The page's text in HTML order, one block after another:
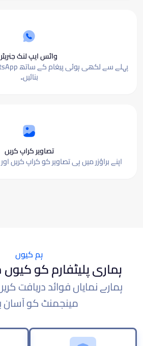
واٹس ایپ لنک جنریٹر
بنائیں۔
تصاویر کراپ کریں
اپنے براؤزر میں ہی تصاویر کو کراپ کریں
ہم کیوں
ہماری پلیٹفارم کو
ہمارے نمایاں فوائد دریافت
مینجمنٹ کو آسان